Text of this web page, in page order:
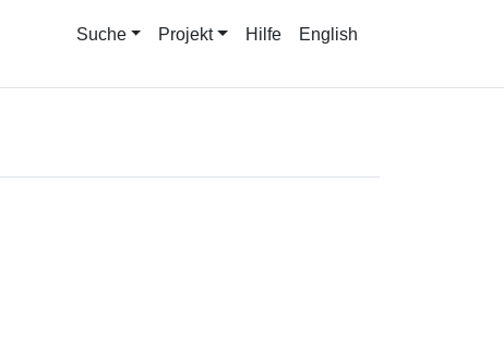
Suche Projekt Hilfe English